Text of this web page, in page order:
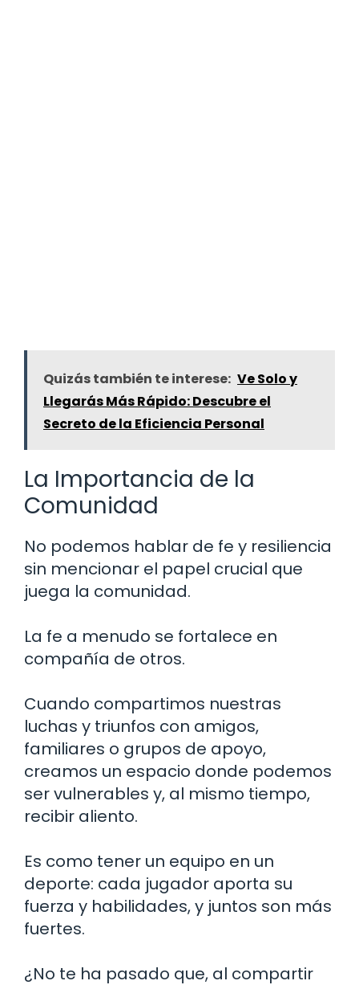
Quizás también te interese: Ve Solo y
Llegarás Más Rápido: Descubre el
Secreto de la Eficiencia Personal
La Importancia de la
Comunidad
No podemos hablar de fe y resiliencia
sin mencionar el papel crucial que
juega la comunidad.
La fe a menudo se fortalece en
compañía de otros.
Cuando compartimos nuestras
luchas y triunfos con amigos,
familiares o grupos de apoyo,
creamos un espacio donde podemos
ser vulnerables y, al mismo tiempo,
recibir aliento.
Es como tener un equipo en un
deporte: cada jugador aporta su
fuerza y habilidades, y juntos son más
fuertes.
¿No te ha pasado que, al compartir